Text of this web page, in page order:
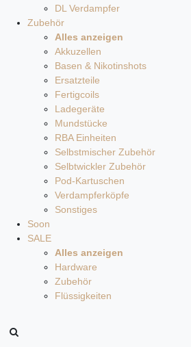
DL Verdampfer
Zubehör
Alles anzeigen
Akkuzellen
Basen & Nikotinshots
Ersatzteile
Fertigcoils
Ladegeräte
Mundstücke
RBA Einheiten
Selbstmischer Zubehör
Selbtwickler Zubehör
Pod-Kartuschen
Verdampferköpfe
Sonstiges
Soon
SALE
Alles anzeigen
Hardware
Zubehör
Flüssigkeiten